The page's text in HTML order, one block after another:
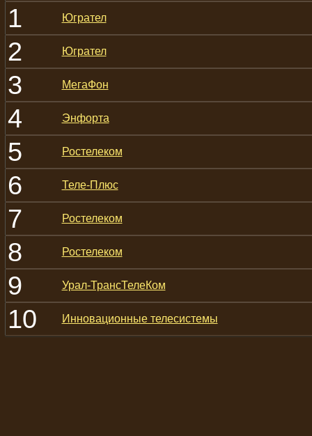
1 Югрател
2 Югрател
3 МегаФон
4 Энфорта
5 Ростелеком
6 Теле-Плюс
7 Ростелеком
8 Ростелеком
9 Урал-ТрансТелеКом
10 Инновационные телесистемы